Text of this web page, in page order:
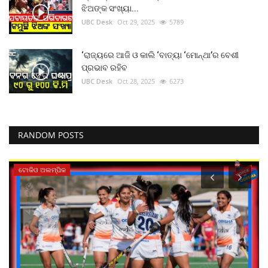
ଝିଅଙ୍କ ସଂଖ୍ୟା...
UBC Desk Oct 29, 2025 5789
‘ରାଜ୍ୟରେ ଆଜି ଓ କାଲି ‘ବାତ୍ୟା ‘ମୋନ୍ଥା’ର ବେଶୀ
ପ୍ରଭାବ ରହିବ
UBC Desk Oct 28, 2025 6273
RANDOM POSTS
ଟୋକିଓ ଅଲମ୍ପିକ